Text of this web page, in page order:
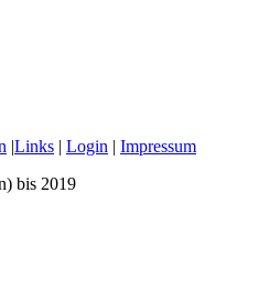
|Links | Login | Impressum
bis 2019